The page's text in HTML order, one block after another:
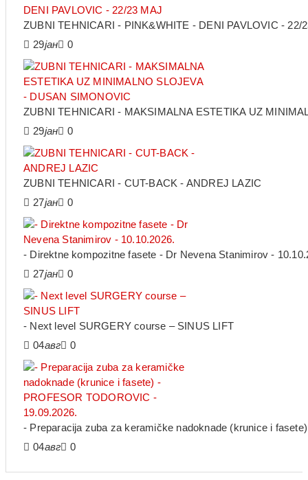
ZUBNI TEHNICARI - PINK&WHITE - DENI PAVLOVIC - 22/
29јан 0
ZUBNI TEHNICARI - MAKSIMALNA ESTETIKA UZ
29јан 0
ZUBNI TEHNICARI - CUT-BACK - ANDREJ LAZIC
27јан 0
- Direktne kompozitne fasete - Dr Nevena Stanimirov -
27јан 0
- Next level SURGERY course – SINUS LIFT
04авг 0
- Preparacija zuba za keramičke nadoknade (krunice i
04авг 0